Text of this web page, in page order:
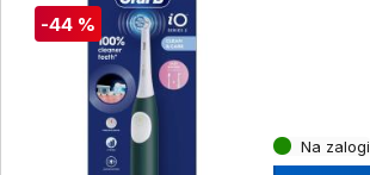
-44 %
Na zalogi